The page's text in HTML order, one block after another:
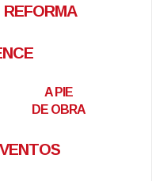
A PIE
DE OBRA